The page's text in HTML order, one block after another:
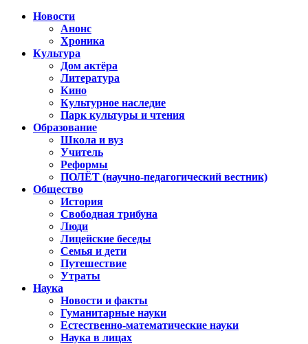
Новости
Анонс
Хроника
Культура
Дом актёра
Литература
Кино
Культурное наследие
Парк культуры и чтения
Образование
Школа и вуз
Учитель
Реформы
ПОЛЁТ (научно-педагогический вестник)
Общество
История
Свободная трибуна
Люди
Лицейские беседы
Семья и дети
Путешествие
Утраты
Наука
Новости и факты
Гуманитарные науки
Естественно-математические науки
Наука в лицах